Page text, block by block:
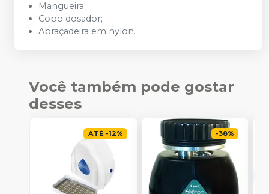
Mangueira;
Copo dosador;
Abraçadeira em nylon.
Você também pode gostar
desses
ATÉ -12% -38%